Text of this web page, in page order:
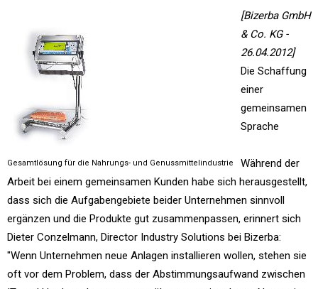
Gesamtlösung für die Nahrungs- und Genussmittelindustrie
[Bizerba GmbH
& Co. KG -
26.04.2012]
Die Schaffung
einer
gemeinsamen
Sprache
Während der
Arbeit bei einem gemeinsamen Kunden habe sich herausgestellt,
dass sich die Aufgabengebiete beider Unternehmen sinnvoll
ergänzen und die Produkte gut zusammenpassen, erinnert sich
Dieter Conzelmann, Director Industry Solutions bei Bizerba:
"Wenn Unternehmen neue Anlagen installieren wollen, stehen sie
oft vor dem Problem, dass der Abstimmungsaufwand zwischen